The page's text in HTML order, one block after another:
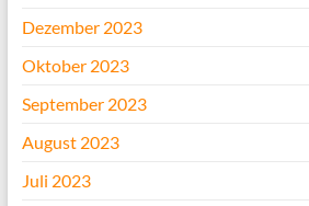
Dezember 2023
Oktober 2023
September 2023
August 2023
Juli 2023